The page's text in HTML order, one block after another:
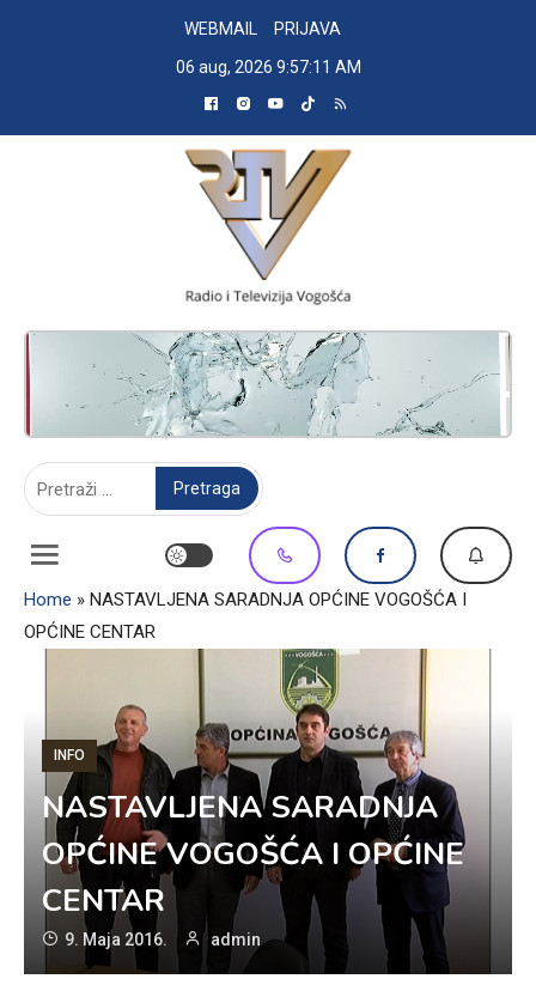
WEBMAIL
PRIJAVA
06 aug, 2026 9:57:11 AM
RADIO TELEVIZIJA VOGOŠĆA
Home » NASTAVLJENA SARADNJA OPĆINE VOGOŠĆA I
OPĆINE CENTAR
INFO
NASTAVLJENA SARADNJA
OPĆINE VOGOŠĆA I OPĆINE
CENTAR
9. Maja 2016. admin